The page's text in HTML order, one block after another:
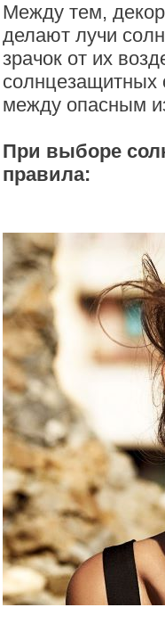
Между тем,
делают лучи
зрачок от их
солнцезащитных
между опасным
При выборе
правила: